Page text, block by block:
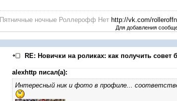
Пятничные ночные Роллерофф Нет http://vk.com/
Для добавления
RE: Новички на роликах: как получить совет
alexhttp писал(а):
Интересный ник и фото в профиле...